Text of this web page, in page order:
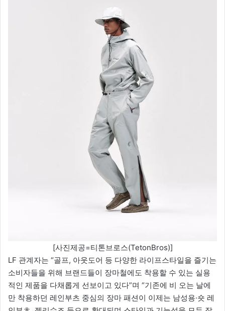
[사진제공=티톤브로스(TetonBros)]
LF 관계자는 “골프, 아웃도어 등 다양한 라이프스타일을 즐기는
소비자들을 위해 브랜드들이 장마철에도 착용할 수 있는 실용
적인 제품을 다채롭게 선보이고 있다”며 “기존에 비 오는 날에
만 착용하던 레인부츠 중심의 장마 패션이 이제는 남성용·숏 레